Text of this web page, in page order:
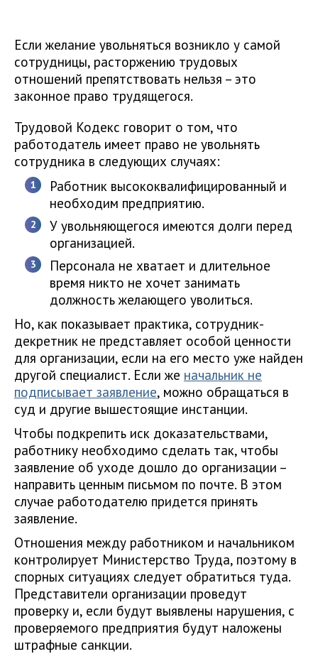
Если желание увольняться возникло у самой
сотрудницы, расторжению трудовых
отношений препятствовать нельзя – это
законное право трудящегося.
Трудовой Кодекс говорит о том, что
работодатель имеет право не увольнять
сотрудника в следующих случаях:
Работник высококвалифицированный и
необходим предприятию.
У увольняющегося имеются долги перед
организацией.
Персонала не хватает и длительное
время никто не хочет занимать
должность желающего уволиться.
Но, как показывает практика, сотрудник-
декретник не представляет особой ценности
для организации, если на его место уже найден
другой специалист. Если же начальник не
подписывает заявление, можно обращаться в
суд и другие вышестоящие инстанции.
Чтобы подкрепить иск доказательствами,
работнику необходимо сделать так, чтобы
заявление об уходе дошло до организации –
направить ценным письмом по почте. В этом
случае работодателю придется принять
заявление.
Отношения между работником и начальником
контролирует Министерство Труда, поэтому в
спорных ситуациях следует обратиться туда.
Представители организации проведут
проверку и, если будут выявлены нарушения, с
проверяемого предприятия будут наложены
штрафные санкции.